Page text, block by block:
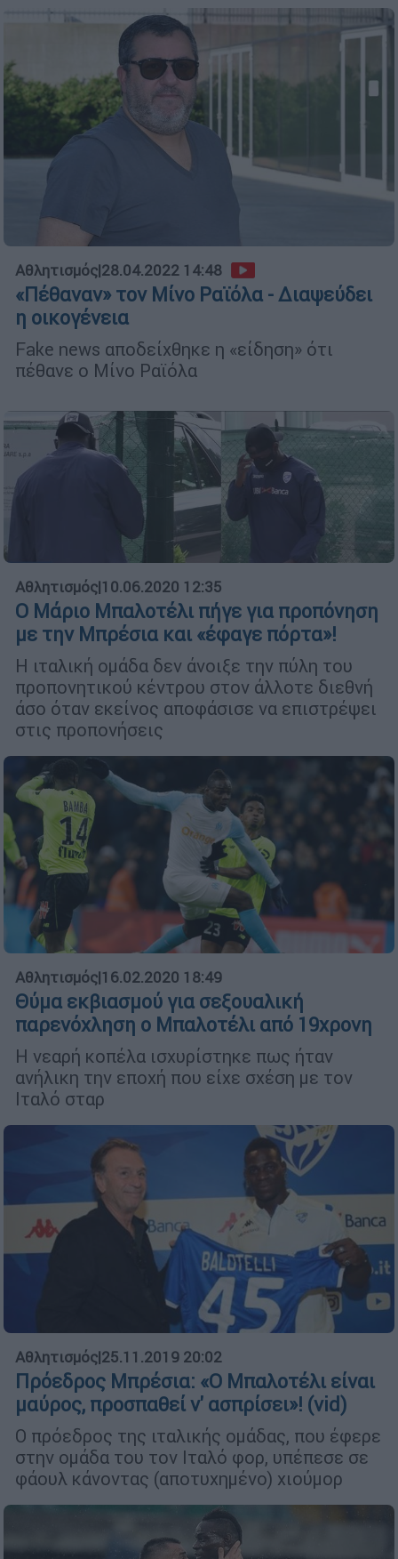
Αθλητισμός|28.04.2022 14:48
«Πέθαναν» τον Μίνο Ραϊόλα - Διαψεύδει
η οικογένεια
Fake news αποδείχθηκε η «είδηση» ότι
πέθανε ο Μίνο Ραϊόλα
Αθλητισμός|10.06.2020 12:35
Ο Μάριο Μπαλοτέλι πήγε για προπόνηση
με την Μπρέσια και «έφαγε πόρτα»!
Η ιταλική ομάδα δεν άνοιξε την πύλη του
προπονητικού κέντρου στον άλλοτε διεθνή
άσο όταν εκείνος αποφάσισε να επιστρέψει
στις προπονήσεις
Αθλητισμός|16.02.2020 18:49
Θύμα εκβιασμού για σεξουαλική
παρενόχληση ο Μπαλοτέλι από 19χρονη
Η νεαρή κοπέλα ισχυρίστηκε πως ήταν
ανήλικη την εποχή που είχε σχέση με τον
Ιταλό σταρ
Αθλητισμός|25.11.2019 20:02
Πρόεδρος Μπρέσια: «Ο Μπαλοτέλι είναι
μαύρος, προσπαθεί ν' ασπρίσει»! (vid)
Ο πρόεδρος της ιταλικής ομάδας, που έφερε
στην ομάδα του τον Ιταλό φορ, υπέπεσε σε
φάουλ κάνοντας (αποτυχημένο) χιούμορ